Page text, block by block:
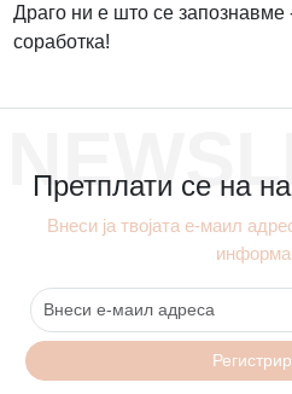
Драго ни е што се
соработка!
Претплати се на
Внеси ја твојата е-маил